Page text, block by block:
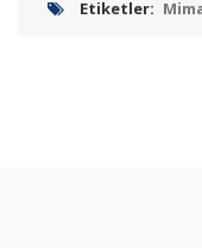
Etiketler: